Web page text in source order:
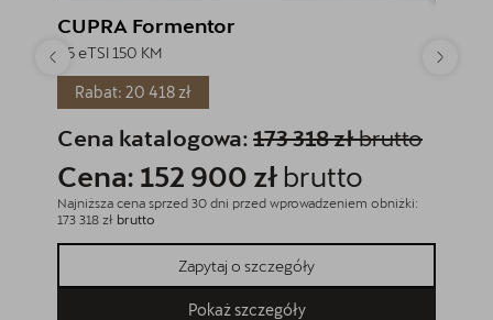
CUPRA Formentor
1.5 eTSI 150 KM
Rabat: 20 418 zł
Cena katalogowa: 173 318 złbrutto
Cena: 152 900 zł brutto
Najniższa cena sprzed 30 dni przed wprowadzeniem obniżki:
173 318 zł brutto
Zapytaj o szczegóły
Pokaż szczegóły
1.5